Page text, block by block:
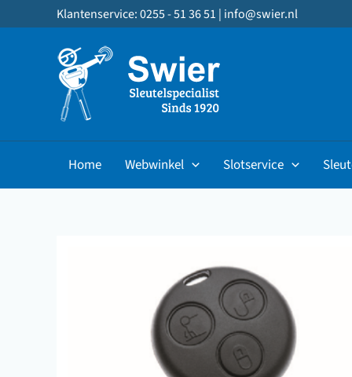
naar
Klantenservice: 0255 - 51 36 51 | info@swier.nl
Home Webwinkel Slotservice